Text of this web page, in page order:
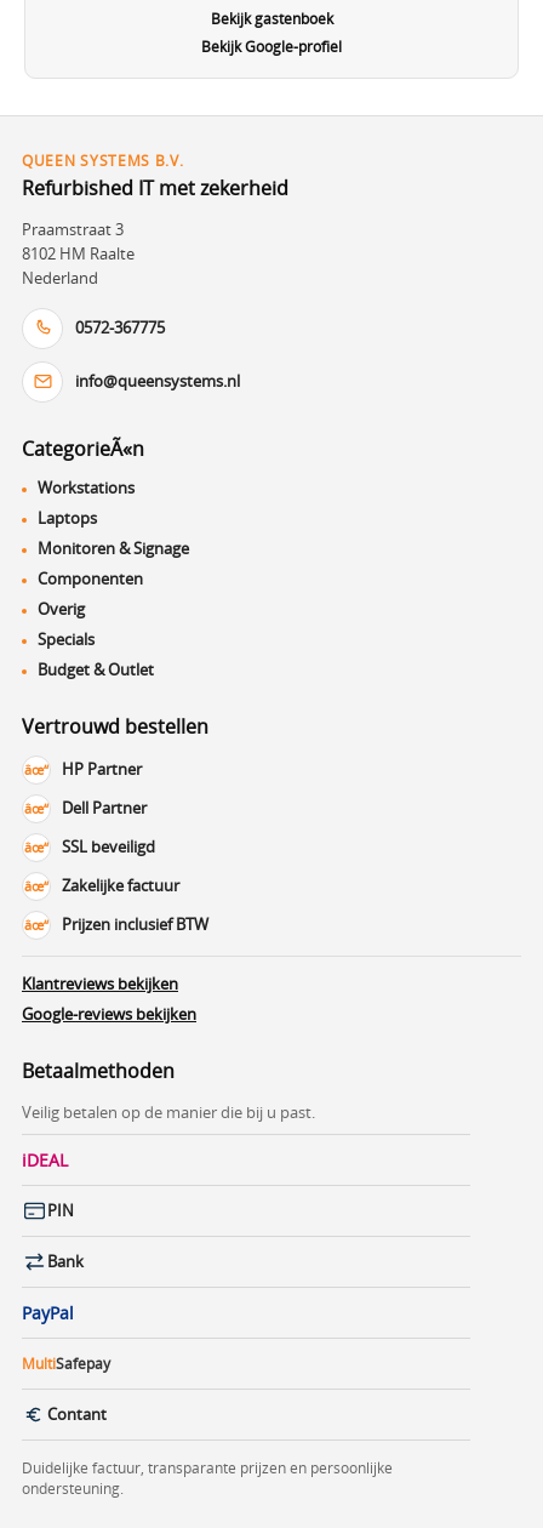
Bekijk gastenboek
Bekijk Google-profiel
QUEEN SYSTEMS B.V.
Refurbished IT met zekerheid
Praamstraat 3
8102 HM Raalte
Nederland
0572-367775
info@queensystems.nl
CategorieÃ«n
Workstations
Laptops
Monitoren & Signage
Componenten
Overig
Specials
Budget & Outlet
Vertrouwd bestellen
HP Partner
Dell Partner
SSL beveiligd
Zakelijke factuur
Prijzen inclusief BTW
Klantreviews bekijken
Google-reviews bekijken
Betaalmethoden
Veilig betalen op de manier die bij u past.
iDEAL
PIN
Bank
PayPal
MultiSafepay
Contant
Duidelijke factuur, transparante prijzen en persoonlijke
ondersteuning.